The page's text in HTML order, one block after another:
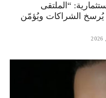
“الملتقى
يُرسخ الشراكات ويُؤمّن